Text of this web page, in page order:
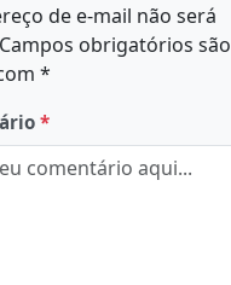
de e-mail não será
Campos obrigatórios são
*
*